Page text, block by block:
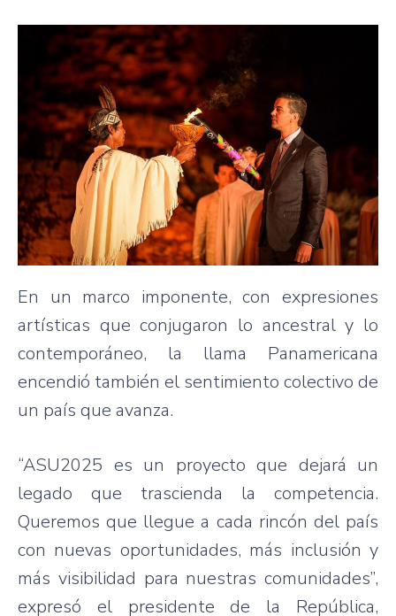
En un marco imponente, con expresiones
artísticas que conjugaron lo ancestral y lo
contemporáneo, la llama Panamericana
encendió también el sentimiento colectivo de
un país que avanza.
“ASU2025 es un proyecto que dejará un
legado que trascienda la competencia.
Queremos que llegue a cada rincón del país
con nuevas oportunidades, más inclusión y
más visibilidad para nuestras comunidades”,
expresó el presidente de la República,